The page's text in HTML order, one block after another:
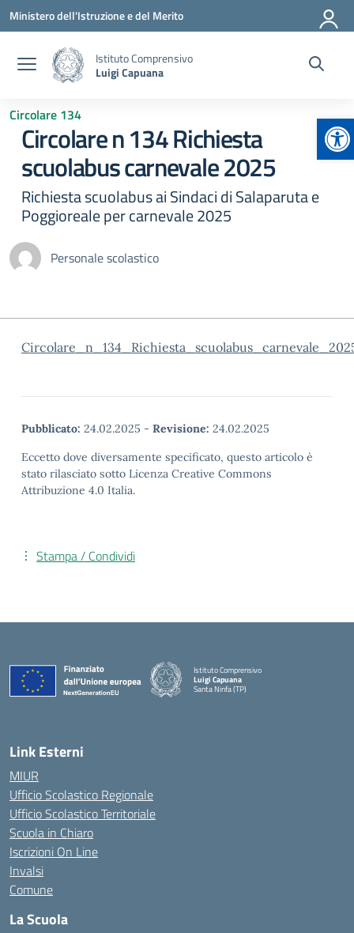
Vai ai contenuti
Vai al menu di navigazione
Vai al footer
Ministero dell'Istruzione e del Merito
Istituto Comprensivo
Luigi Capuana
Circolare 134
Circolare n 134 Richiesta
scuolabus carnevale 2025
Richiesta scuolabus ai Sindaci di Salaparuta e
Poggioreale per carnevale 2025
Personale scolastico
Pubblicato: 24.02.2025 - Revisione: 24.02.2025
Eccetto dove diversamente specificato, questo articolo è
stato rilasciato sotto Licenza Creative Commons
Attribuzione 4.0 Italia.
Stampa / Condividi
Istituto Comprensivo
Luigi Capuana
Santa Ninfa (TP)
Link Esterni
MIUR
Ufficio Scolastico Regionale
Ufficio Scolastico Territoriale
Scuola in Chiaro
Iscrizioni On Line
Invalsi
Comune
La Scuola